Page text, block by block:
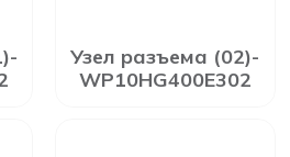
Узел разъема (02)-
WP10HG400E302